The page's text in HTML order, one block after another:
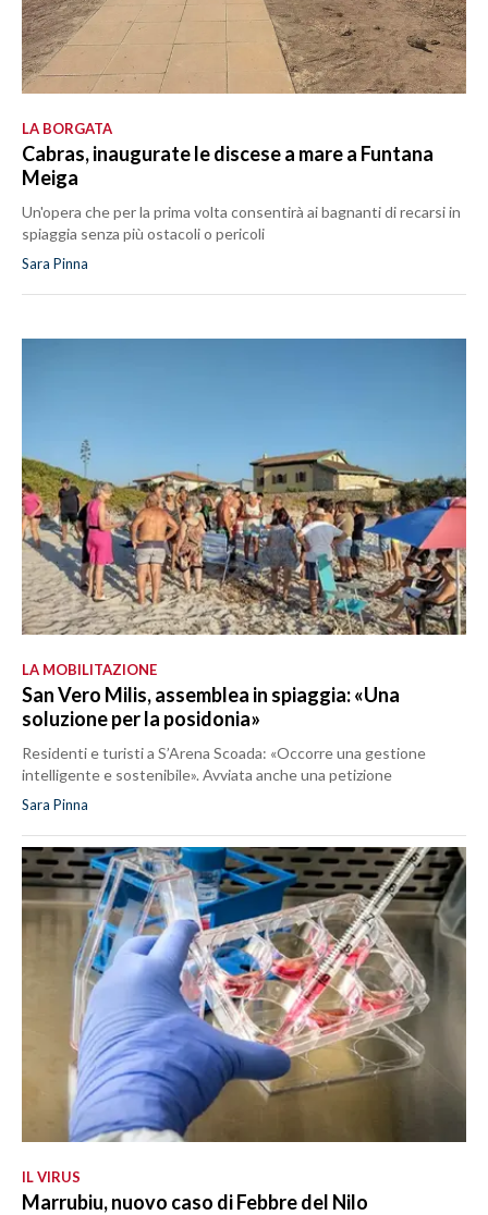
LA BORGATA
Cabras, inaugurate le discese a mare a Funtana
Meiga
Un'opera che per la prima volta consentirà ai bagnanti di recarsi in
spiaggia senza più ostacoli o pericoli
Sara Pinna
LA MOBILITAZIONE
San Vero Milis, assemblea in spiaggia: «Una
soluzione per la posidonia»
Residenti e turisti a S’Arena Scoada: «Occorre una gestione
intelligente e sostenibile». Avviata anche una petizione
Sara Pinna
IL VIRUS
Marrubiu, nuovo caso di Febbre del Nilo